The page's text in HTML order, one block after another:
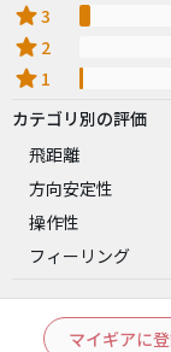
star3
star 2
star 1
カテゴリ別の評価
飛距離
方向安定性
操作性
フィーリング
マイギアに